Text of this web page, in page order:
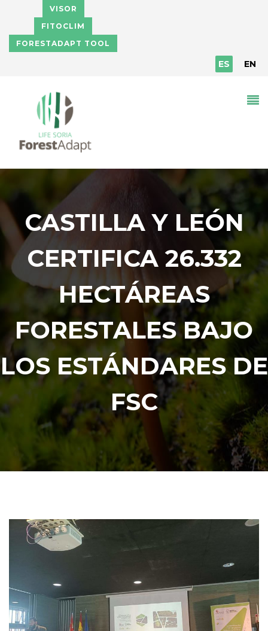
Pasar al contenido principal
VISOR
FITOCLIM
FORESTADAPT TOOL
ES EN
CASTILLA Y LEÓN
CERTIFICA 26.332
HECTÁREAS
FORESTALES BAJO
LOS ESTÁNDARES DE
FSC